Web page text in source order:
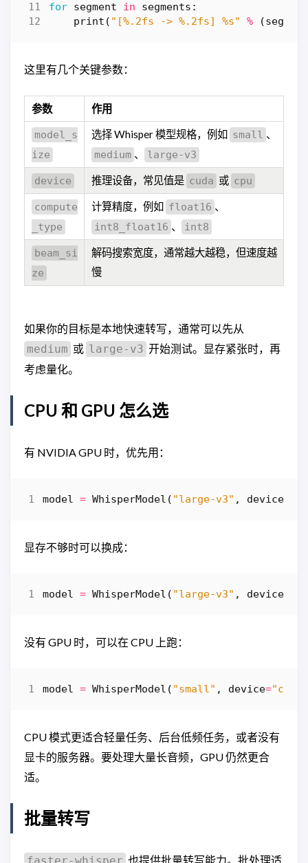
for segment in segments :
print ( "[%.2fs -> %.2fs] %s" % (
这里有几个关键参数：
参数 作用
model_s
ize
选择 Whisper 模型规格，例如 small 、
medium 、 large-v3
device 推理设备，常见值是 cuda 或 cpu
compute
_type
计算精度，例如 float16 、
int8_float16 、 int8
beam_si
ze
解码搜索宽度，通常越大越稳，但速度越
慢
如果你的目标是本地快速转写，通常可以先从
medium 或 large-v3 开始测试。显存紧张时，再
考虑量化。
CPU 和 GPU 怎么选
有 NVIDIA GPU 时，优先用：
model = WhisperModel ( "large-v3" , device
显存不够时可以换成：
model = WhisperModel ( "large-v3" , device
没有 GPU 时，可以在 CPU 上跑：
model = WhisperModel ( "small" , device="cpu"
CPU 模式更适合轻量任务、后台低频任务，或者没有
显卡的服务器。要处理大量长音频，GPU 仍然更合
适。
批量转写
也提供批量转写能力。批处理适